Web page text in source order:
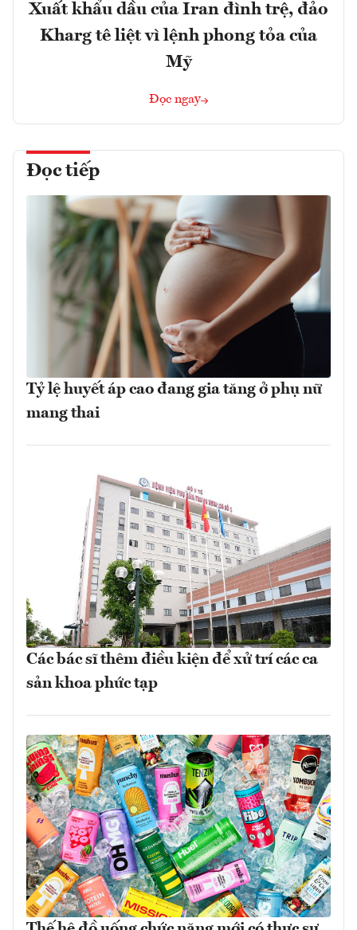
Xuất khẩu dầu của Iran đình trệ, đảo
Kharg tê liệt vì lệnh phong tỏa của
Mỹ
Đọc ngay
Đọc tiếp
Tỷ lệ huyết áp cao đang gia tăng ở phụ nữ
mang thai
Các bác sĩ thêm điều kiện để xử trí các ca
sản khoa phức tạp